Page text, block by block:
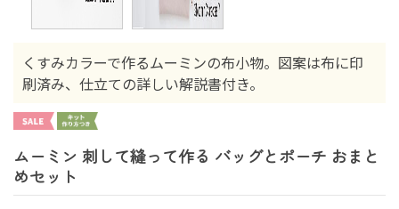
くすみカラーで作るムーミンの布小物。図案は布に印
刷済み、仕立ての詳しい解説書付き。
ムーミン 刺して縫って作る バッグとポーチ おまと
めセット